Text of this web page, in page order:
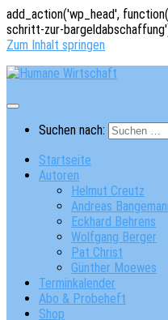
add_action('wp_head',
schritt-zur-
Zum Inhalt springen
Suchen nach:
Startseite
Autoren
Helmut Creutz
Andreas
Eckhard Behrens
Wolfgang Berger
Pat Christ
Günther Moewes
Terminkalender
Abo & Probeheft
Shop